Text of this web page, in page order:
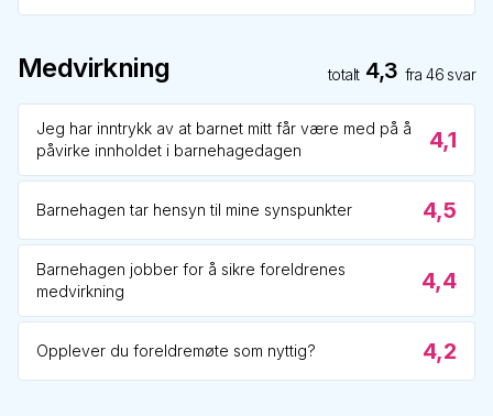
Medvirkning totalt 4,3 fra46 svar
Jeg har inntrykk av at barnet mitt får være med på å
påvirke innholdet i barnehagedagen
4,1
Barnehagen tar hensyn til mine synspunkter 4,5
Barnehagen jobber for å sikre foreldrenes
medvirkning
4,4
Opplever du foreldremøte som nyttig? 4,2